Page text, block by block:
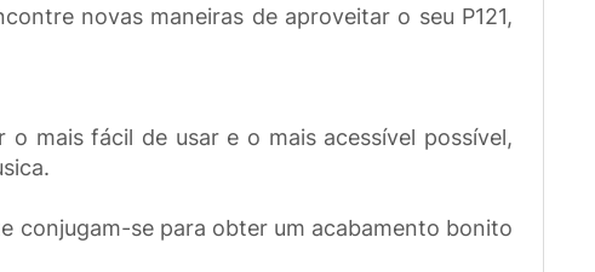
novas maneiras de aproveitar o seu P121,
mais fácil de usar e o mais acessível possível,
conjugam-se para obter um acabamento bonito